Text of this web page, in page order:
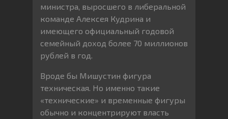
министра, выросшего в либеральной
команде Алексея Кудрина и
имеющего официальный годовой
семейный доход более 70 миллионов
рублей в год.
Вроде бы Мишустин фигура
техническая. Но именно такие
«технические» и временные фигуры
обычно и концентрируют власть